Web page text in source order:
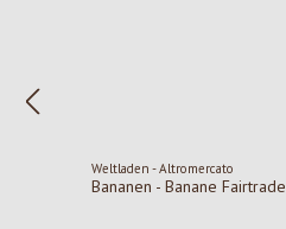
Weltladen - Altromercato
Bananen - Banane Fairtrade